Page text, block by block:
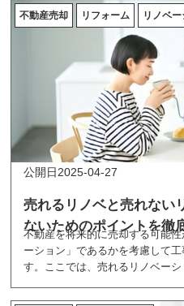
不動産売却 リフォーム リノベ
売れるリノベと売れない
ないためのポイントを徹
2025-04-27
不動産を将来的に売却する可能
ーション」であるかを考慮して
す。ここでは、売れるリノベー